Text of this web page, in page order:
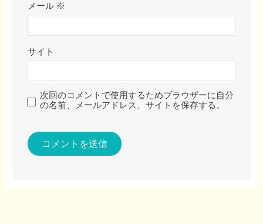
メール ※
サイト
次回のコメントで使用するためブラウザーに自分
の名前、メールアドレス、サイトを保存する。